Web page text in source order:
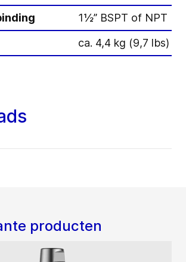
1½” BSPT of NPT
ca. 4,4 kg (9,7 lbs)
producten